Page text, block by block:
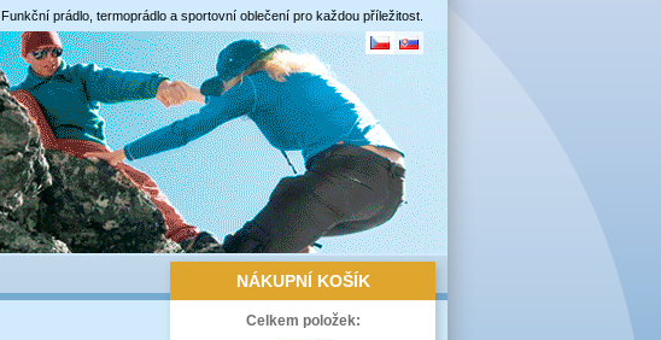
Funkční prádlo, termoprádlo a sportovní oblečení pro každou příležitost.
NÁKUPNÍ KOŠÍK
Celkem položek: